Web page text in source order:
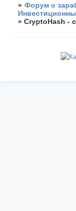
» Форум о
»CryptoHash -